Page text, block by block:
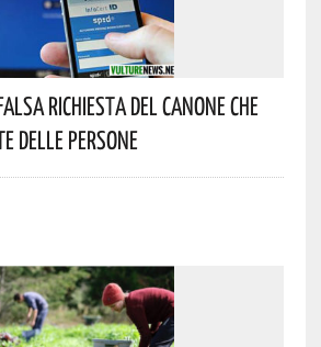
Richiesta Del Canone Che
Delle Persone